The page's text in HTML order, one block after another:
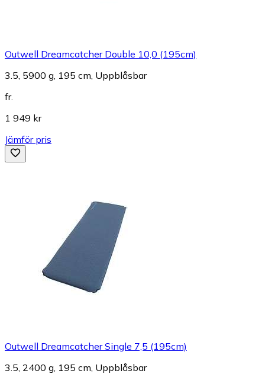
Outwell Dreamcatcher Double 10,0 (195cm)
3.5, 5900 g, 195 cm, Uppblåsbar
fr.
1 949 kr
Jämför pris
Outwell Dreamcatcher Single 7,5 (195cm)
3.5, 2400 g, 195 cm, Uppblåsbar